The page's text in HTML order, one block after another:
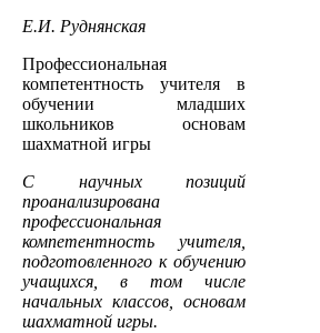
Е.И. Руднянская
Профессиональная
компетентность учителя в
обучении младших
школьников основам
шахматной игры
С научных позиций
проанализирована
профессиональная
компетентность учителя,
подготовленного к обучению
учащихся, в том числе
начальных классов, основам
шахматной игры.